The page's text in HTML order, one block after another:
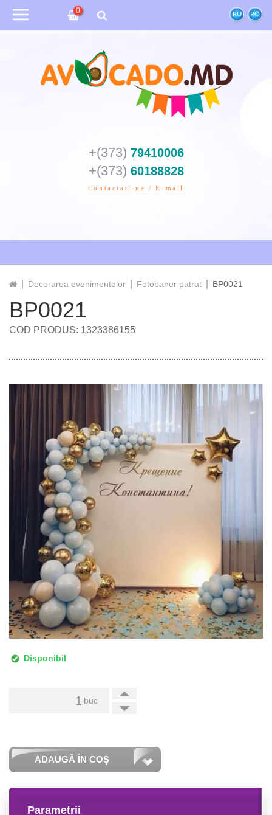
RU RO
0
+(373) 79410006
+(373) 60188828
Contactati-ne / E-mail
Decorarea evenimentelor Fotobaner patrat BP0021
BP0021
COD PRODUS: 1323386155
Disponibil
+
-
buc
ADAUGĂ ÎN COȘ
Parametrii